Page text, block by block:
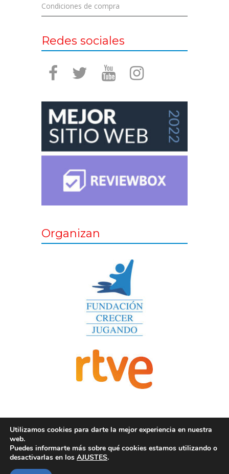
Condiciones de compra
Redes sociales
Organizan
2019 © Un juguete una ilusión
Utilizamos cookies para darte la mejor experiencia en nuestra
web.
Puedes informarte más sobre qué cookies estamos utilizando o
desactivarlas en los AJUSTES.